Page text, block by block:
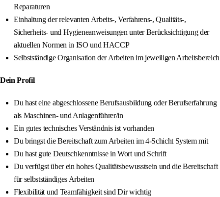
Reparaturen
Einhaltung der relevanten Arbeits-, Verfahrens-, Qualitäts-,
Sicherheits- und Hygieneanweisungen unter Berücksichtigung der
aktuellen Normen in ISO und HACCP
Selbstständige Organisation der Arbeiten im jeweiligen Arbeitsbereich
Dein Profil
Du hast eine abgeschlossene Berufsausbildung oder Berufserfahrung
als Maschinen- und Anlagenführer/in
Ein gutes technisches Verständnis ist vorhanden
Du bringst die Bereitschaft zum Arbeiten im 4-Schicht System mit
Du hast gute Deutschkenntnisse in Wort und Schrift
Du verfügst über ein hohes Qualitätsbewusstsein und die Bereitschaft
für selbstständiges Arbeiten
Flexibilität und Teamfähigkeit sind Dir wichtig